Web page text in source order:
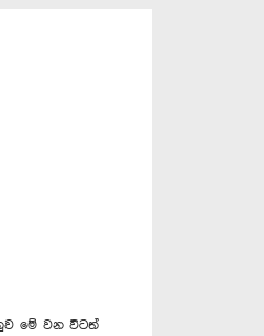
මේ වන විටත්